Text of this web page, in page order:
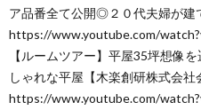
ア品番全て公開◎２０代夫婦が建
https://www.youtube.com/
【ルームツアー】平屋35坪想像
しゃれな平屋【木楽創研株式会社
https://www.youtube.com/